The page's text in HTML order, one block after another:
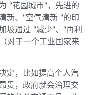
"花园城市"，先进的
新、"空气清新 "的印
坡通过 "减少"、"再利
对于一个工业国家来
定，比如提高个人汽
贵，政府就会治理交